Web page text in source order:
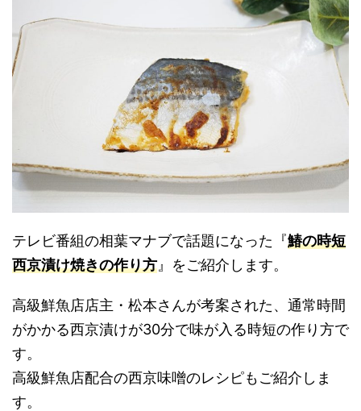
テレビ番組の相葉マナブで話題になった『鰆の時短
西京漬け焼きの作り方 』をご紹介します。
高級鮮魚店店主・松本さんが考案された、通常時間
がかかる西京漬けが30分で味が入る時短の作り方で
す。
高級鮮魚店配合の西京味噌のレシピもご紹介しま
す。